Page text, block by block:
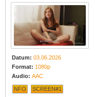
Datum: 03.06.2026
Format: 1080p
Audio: AAC
NFO SCREEN#1